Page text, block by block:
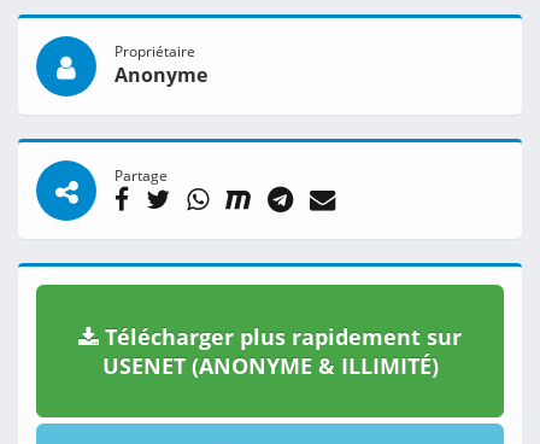
Propriétaire
Anonyme
Partage
Télécharger plus rapidement sur
USENET (ANONYME & ILLIMITÉ)